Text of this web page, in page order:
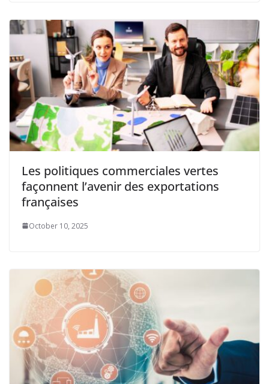
Les politiques commerciales vertes
façonnent l’avenir des exportations
françaises
October 10, 2025